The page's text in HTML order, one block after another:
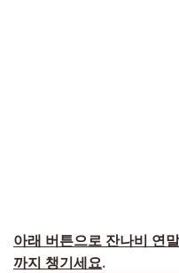
아래 버튼으로 잔나비 연
까지 챙기세요.